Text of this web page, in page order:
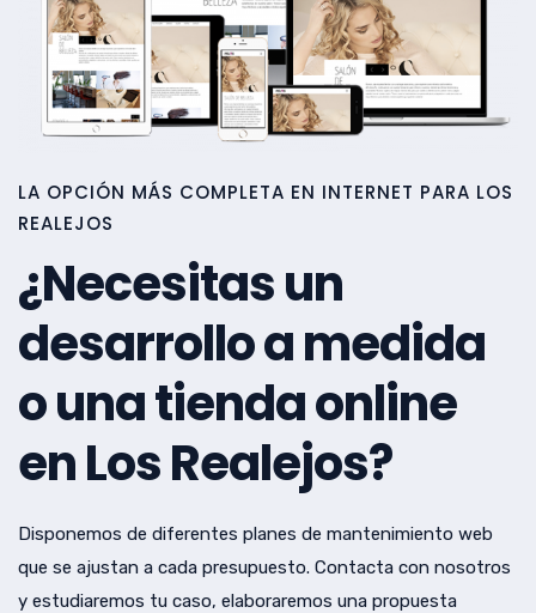
LA OPCIÓN MÁS COMPLETA EN INTERNET PARA LOS
REALEJOS
¿Necesitas un
desarrollo a medida
o una tienda online
en Los Realejos?
Disponemos de diferentes planes de mantenimiento web
que se ajustan a cada presupuesto. Contacta con nosotros
y estudiaremos tu caso, elaboraremos una propuesta